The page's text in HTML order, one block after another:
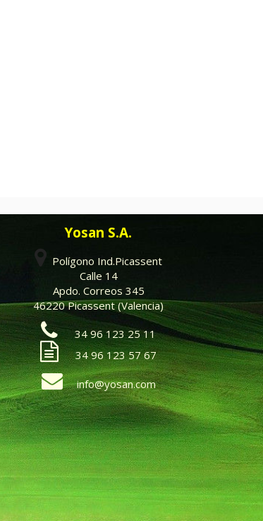
Yosan S.A.
Polígono Ind.Picassent
Calle 14
Apdo. Correos 345
46220 Picassent (Valencia)
34 96 123 25 11
34 96 123 57 67
info@yosan.com